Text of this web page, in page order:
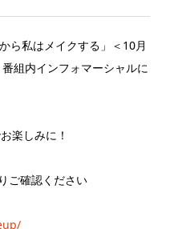
ら私はメイクする」＜10月
組内インフォマーシャルに
楽しみに！
ご確認ください